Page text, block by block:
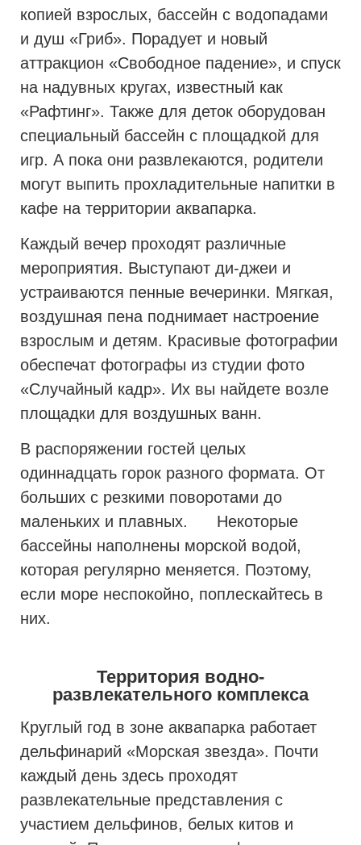
копией взрослых, бассейн с водопадами
и душ «Гриб». Порадует и новый
аттракцион «Свободное падение», и спуск
на надувных кругах, известный как
«Рафтинг». Также для деток оборудован
специальный бассейн с площадкой для
игр. А пока они развлекаются, родители
могут выпить прохладительные напитки в
кафе на территории аквапарка.
Каждый вечер проходят различные
мероприятия. Выступают ди-джеи и
устраиваются пенные вечеринки. Мягкая,
воздушная пена поднимает настроение
взрослым и детям. Красивые фотографии
обеспечат фотографы из студии фото
«Случайный кадр». Их вы найдете возле
площадки для воздушных ванн.
В распоряжении гостей целых
одиннадцать горок разного формата. От
больших с резкими поворотами до
маленьких и плавных. Некоторые
бассейны наполнены морской водой,
которая регулярно меняется. Поэтому,
если море неспокойно, поплескайтесь в
них.
Территория водно-
развлекательного комплекса
Круглый год в зоне аквапарка работает
дельфинарий «Морская звезда». Почти
каждый день здесь проходят
развлекательные представления с
участием дельфинов, белых китов и